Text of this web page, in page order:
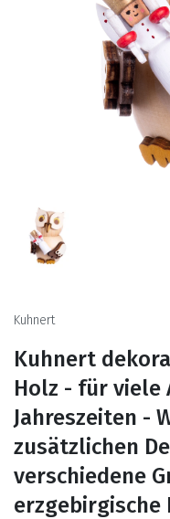
Kuhnert
Kuhnert
Holz - für viele
Jahreszeiten -
zusätzlichen
verschiedene
erzgebirgische